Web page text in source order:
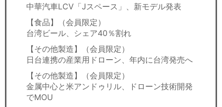
中華汽車LCV「Jスペース」、新モデル発表
【食品】（会員限定）
台湾ビール、シェア40％割れ
【その他製造】（会員限定）
日台連携の産業用ドローン、年内に台湾発売へ
【その他製造】（会員限定）
金属中心と米アンドゥリル、ドローン技術開発
でMOU